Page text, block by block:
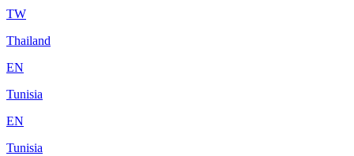
TW
Thailand
EN
Tunisia
EN
Tunisia